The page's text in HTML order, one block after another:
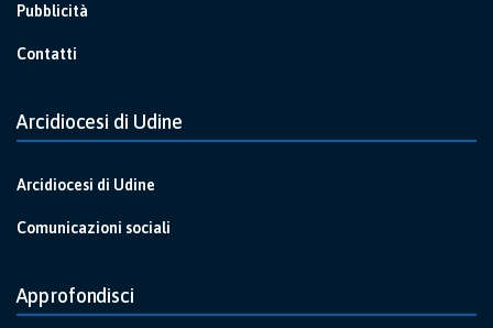
Pubblicità
Contatti
Arcidiocesi di Udine
Arcidiocesi di Udine
Comunicazioni sociali
Approfondisci